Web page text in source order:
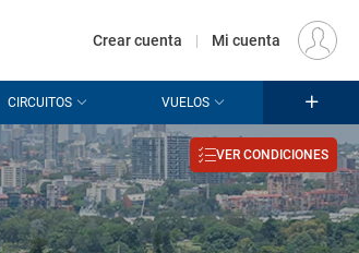
EUR
Crear cuenta | Mi cuenta
CIRCUITOS VUELOS
VER CONDICIONES